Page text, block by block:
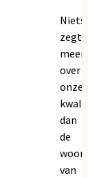
Niets
zegt
meer
over
onze
dan
de
van